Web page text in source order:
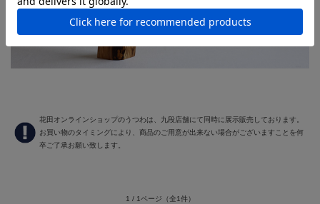
花田オンラインショップのうつわは、九段店舗にて同時に展示販売しております。
お買い物のタイミングにより、商品のご用意が出来ない場合がございますことを何
卒ご了承お願い致します。
1 / 1ページ （全1件）